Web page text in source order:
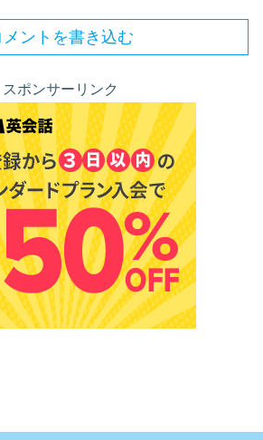
メントを書き込む
スポンサーリンク